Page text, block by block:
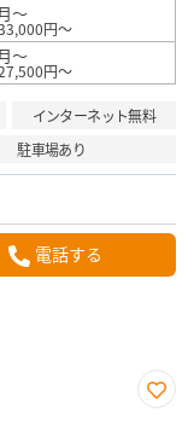
～
円～
～
円～
インターネット無料
駐車場あり
電話する